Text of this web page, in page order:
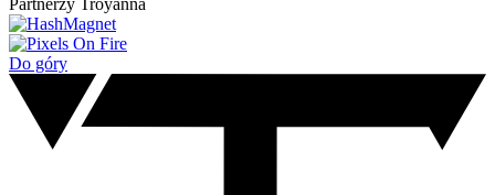
Partnerzy Troyanna
Do góry